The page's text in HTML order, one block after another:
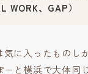
WORK、GAP）
に入ったものし
ーと横浜で大体同